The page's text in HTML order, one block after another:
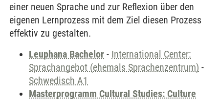
einer neuen Sprache und zur Reflexion über den
eigenen Lernprozess mit dem Ziel diesen Prozess
effektiv zu gestalten.
Leuphana Bachelor - International Center:
Sprachangebot (ehemals Sprachenzentrum) -
Schwedisch A1
Masterprogramm Cultural Studies: Culture